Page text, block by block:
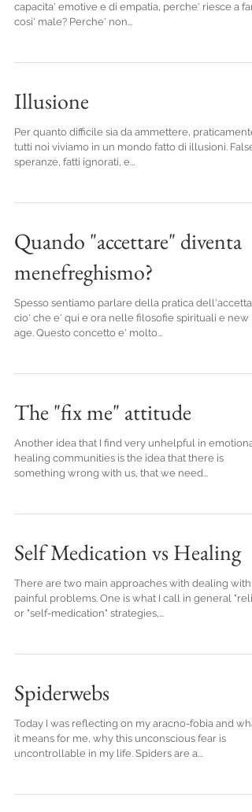
capacita' emotive e di empatia, perche' riesce a
cosi' male? Perche' non...
Illusione
Per quanto difficile sia da ammettere, praticamente
tutti noi viviamo in un mondo fatto di illusioni. False
speranze, fatti ignorati, e...
Quando "accettare" diventa
menefreghismo?
Spesso sentiamo parlare della pratica
cio' che e' qui e ora nelle filosofie spirituali e new
age. Questo concetto e' molto...
The "fix me" attitude
Another idea that I find very unhelpful in emotional
healing communities is the idea that there is
something wrong with us, that we need...
Self Medication vs Healing
There are two main approaches with dealing with
painful problems. One is what I call in general
or "self-medication" strategies,...
Spiderwebs
Today I was reflecting on my aracno-fobia and
it means for me, why this unconscious fear is
uncontrollable in my life. Spiders are a...